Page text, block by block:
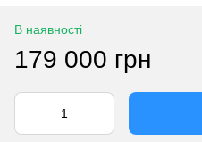
В наявності
179 000 грн